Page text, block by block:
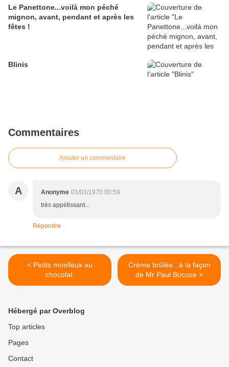
Le Panettone...voilà mon péché
mignon, avant, pendant et après les
fêtes !
Blinis
Commentaires
Ajouter un commentaire
A Anonyme 01/01/1970 00:59
très appétissant...
Répondre
< Petits moelleux au
chocolat.
Crème brûlée...à la façon
de Mr Paul Bocuse >
Hébergé par Overblog
Top articles
Pages
Contact